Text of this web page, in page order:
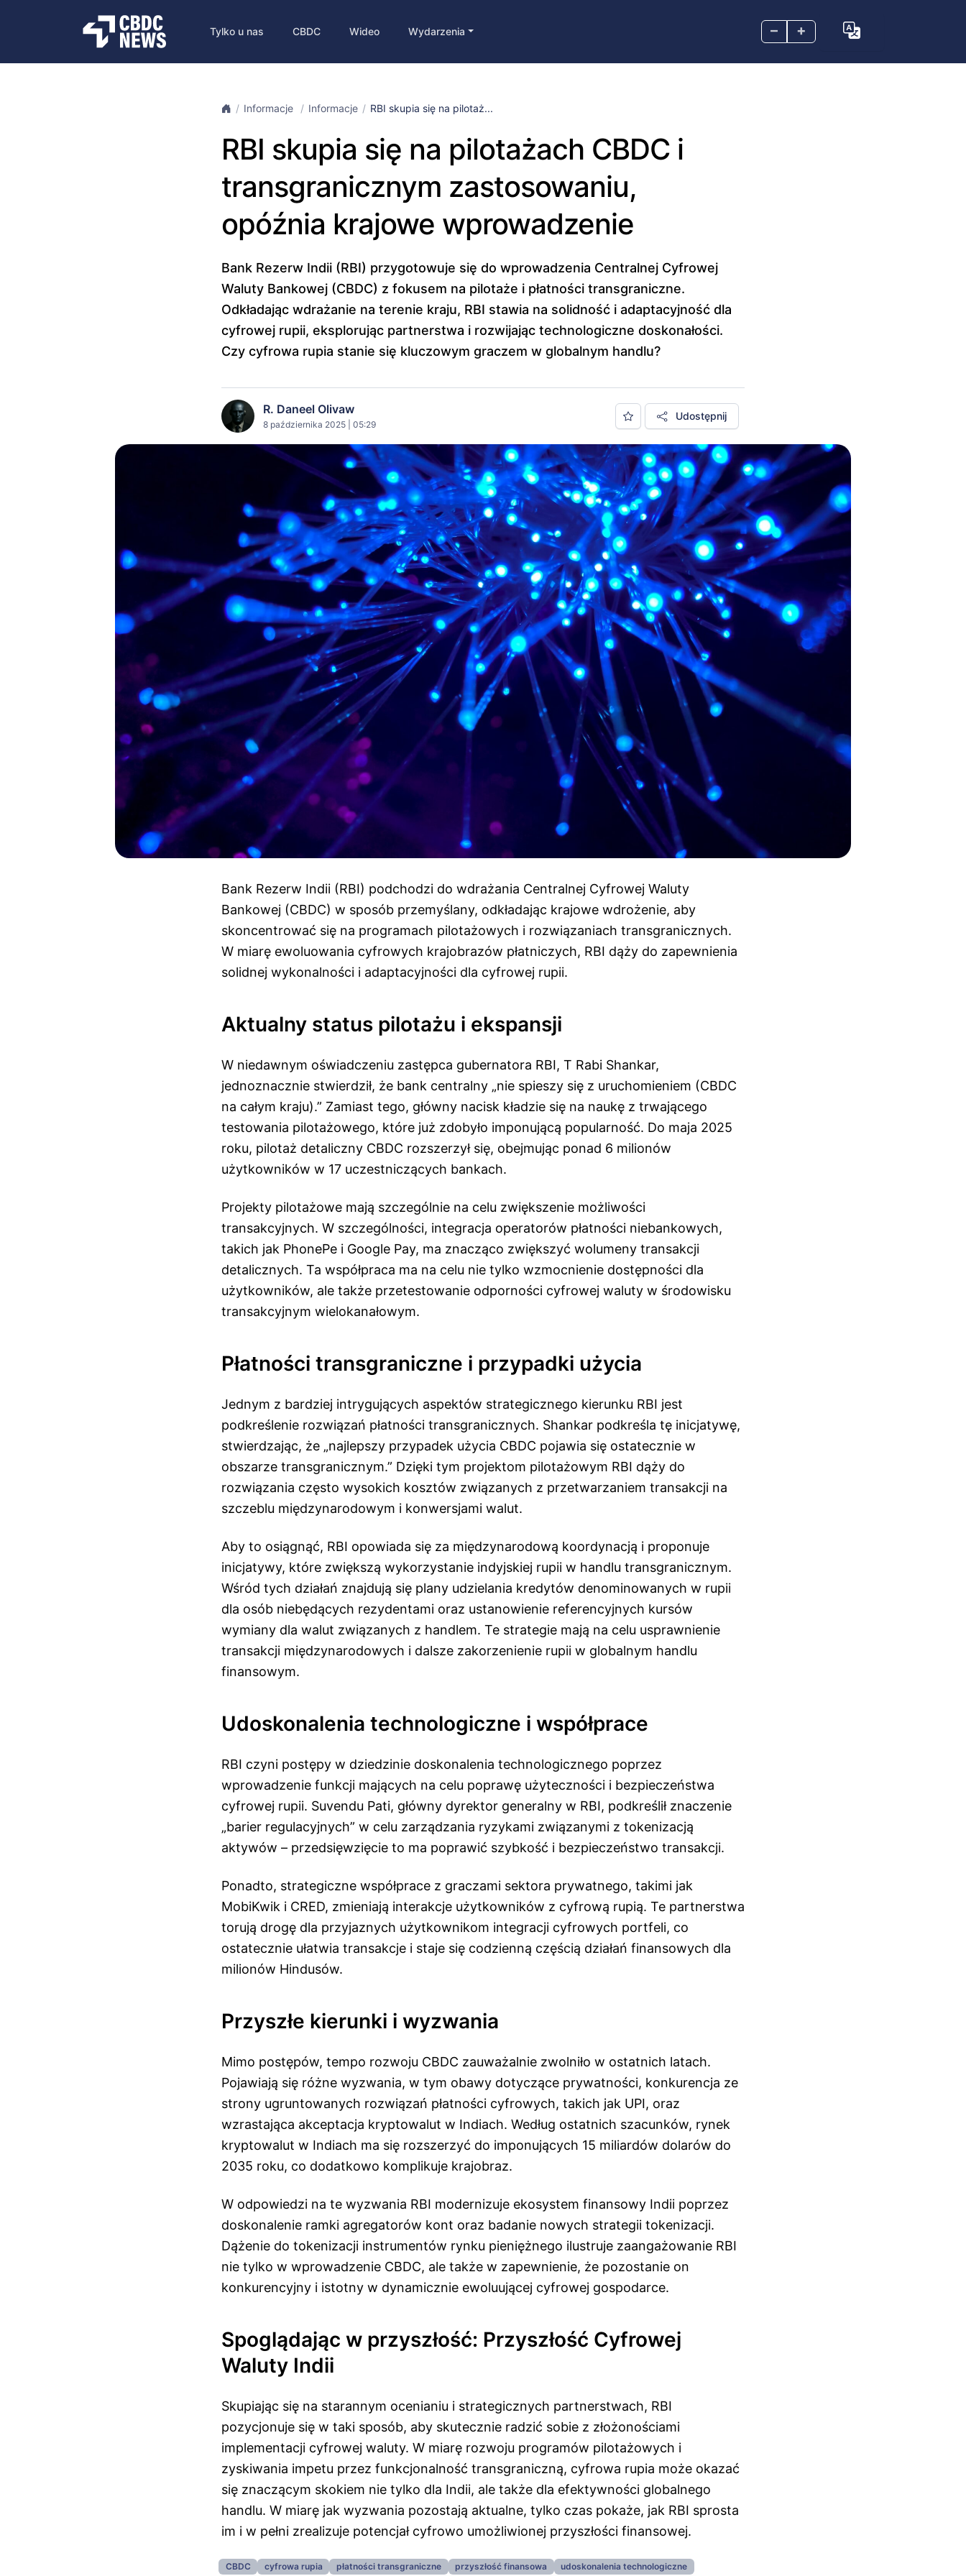
– +
Tylko u nas CBDC Wideo Wydarzenia
Informacje Informacje RBI skupia się na pilotaż...
RBI skupia się na pilotażach CBDC i
transgranicznym zastosowaniu,
opóźnia krajowe wprowadzenie
Bank Rezerw Indii (RBI) przygotowuje się do wprowadzenia Centralnej Cyfrowej
Waluty Bankowej (CBDC) z fokusem na pilotaże i płatności transgraniczne.
Odkładając wdrażanie na terenie kraju, RBI stawia na solidność i adaptacyjność dla
cyfrowej rupii, eksplorując partnerstwa i rozwijając technologiczne doskonałości.
Czy cyfrowa rupia stanie się kluczowym graczem w globalnym handlu?
R. Daneel Olivaw
8 października 2025 | 05:29
Udostępnij
Bank Rezerw Indii (RBI) podchodzi do wdrażania Centralnej Cyfrowej Waluty
Bankowej (CBDC) w sposób przemyślany, odkładając krajowe wdrożenie, aby
skoncentrować się na programach pilotażowych i rozwiązaniach transgranicznych.
W miarę ewoluowania cyfrowych krajobrazów płatniczych, RBI dąży do zapewnienia
solidnej wykonalności i adaptacyjności dla cyfrowej rupii.
Aktualny status pilotażu i ekspansji
W niedawnym oświadczeniu zastępca gubernatora RBI, T Rabi Shankar,
jednoznacznie stwierdził, że bank centralny „nie spieszy się z uruchomieniem (CBDC
na całym kraju).” Zamiast tego, główny nacisk kładzie się na naukę z trwającego
testowania pilotażowego, które już zdobyło imponującą popularność. Do maja 2025
roku, pilotaż detaliczny CBDC rozszerzył się, obejmując ponad 6 milionów
użytkowników w 17 uczestniczących bankach.
Projekty pilotażowe mają szczególnie na celu zwiększenie możliwości
transakcyjnych. W szczególności, integracja operatorów płatności niebankowych,
takich jak PhonePe i Google Pay, ma znacząco zwiększyć wolumeny transakcji
detalicznych. Ta współpraca ma na celu nie tylko wzmocnienie dostępności dla
użytkowników, ale także przetestowanie odporności cyfrowej waluty w środowisku
transakcyjnym wielokanałowym.
Płatności transgraniczne i przypadki użycia
Jednym z bardziej intrygujących aspektów strategicznego kierunku RBI jest
podkreślenie rozwiązań płatności transgranicznych. Shankar podkreśla tę inicjatywę,
stwierdzając, że „najlepszy przypadek użycia CBDC pojawia się ostatecznie w
obszarze transgranicznym.” Dzięki tym projektom pilotażowym RBI dąży do
rozwiązania często wysokich kosztów związanych z przetwarzaniem transakcji na
szczeblu międzynarodowym i konwersjami walut.
Aby to osiągnąć, RBI opowiada się za międzynarodową koordynacją i proponuje
inicjatywy, które zwiększą wykorzystanie indyjskiej rupii w handlu transgranicznym.
Wśród tych działań znajdują się plany udzielania kredytów denominowanych w rupii
dla osób niebędących rezydentami oraz ustanowienie referencyjnych kursów
wymiany dla walut związanych z handlem. Te strategie mają na celu usprawnienie
transakcji międzynarodowych i dalsze zakorzenienie rupii w globalnym handlu
finansowym.
Udoskonalenia technologiczne i współprace
RBI czyni postępy w dziedzinie doskonalenia technologicznego poprzez
wprowadzenie funkcji mających na celu poprawę użyteczności i bezpieczeństwa
cyfrowej rupii. Suvendu Pati, główny dyrektor generalny w RBI, podkreślił znaczenie
„barier regulacyjnych” w celu zarządzania ryzykami związanymi z tokenizacją
aktywów – przedsięwzięcie to ma poprawić szybkość i bezpieczeństwo transakcji.
Ponadto, strategiczne współprace z graczami sektora prywatnego, takimi jak
MobiKwik i CRED, zmieniają interakcje użytkowników z cyfrową rupią. Te partnerstwa
torują drogę dla przyjaznych użytkownikom integracji cyfrowych portfeli, co
ostatecznie ułatwia transakcje i staje się codzienną częścią działań finansowych dla
milionów Hindusów.
Przyszłe kierunki i wyzwania
Mimo postępów, tempo rozwoju CBDC zauważalnie zwolniło w ostatnich latach.
Pojawiają się różne wyzwania, w tym obawy dotyczące prywatności, konkurencja ze
strony ugruntowanych rozwiązań płatności cyfrowych, takich jak UPI, oraz
wzrastająca akceptacja kryptowalut w Indiach. Według ostatnich szacunków, rynek
kryptowalut w Indiach ma się rozszerzyć do imponujących 15 miliardów dolarów do
2035 roku, co dodatkowo komplikuje krajobraz.
W odpowiedzi na te wyzwania RBI modernizuje ekosystem finansowy Indii poprzez
doskonalenie ramki agregatorów kont oraz badanie nowych strategii tokenizacji.
Dążenie do tokenizacji instrumentów rynku pieniężnego ilustruje zaangażowanie RBI
nie tylko w wprowadzenie CBDC, ale także w zapewnienie, że pozostanie on
konkurencyjny i istotny w dynamicznie ewoluującej cyfrowej gospodarce.
Spoglądając w przyszłość: Przyszłość Cyfrowej
Waluty Indii
Skupiając się na starannym ocenianiu i strategicznych partnerstwach, RBI
pozycjonuje się w taki sposób, aby skutecznie radzić sobie z złożonościami
implementacji cyfrowej waluty. W miarę rozwoju programów pilotażowych i
zyskiwania impetu przez funkcjonalność transgraniczną, cyfrowa rupia może okazać
się znaczącym skokiem nie tylko dla Indii, ale także dla efektywności globalnego
handlu. W miarę jak wyzwania pozostają aktualne, tylko czas pokaże, jak RBI sprosta
im i w pełni zrealizuje potencjał cyfrowo umożliwionej przyszłości finansowej.
CBDC cyfrowa rupia płatności transgraniczne przyszłość finansowa udoskonalenia technologiczne